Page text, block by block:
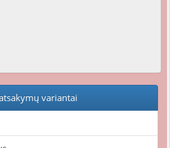
variantai